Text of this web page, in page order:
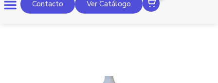
Contacto Ver Catálogo